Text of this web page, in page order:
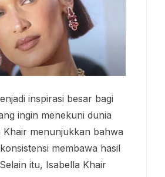
inspirasi besar bagi
ingin menekuni dunia
Khair menunjukkan bahwa
membawa hasil
itu, Isabella Khair